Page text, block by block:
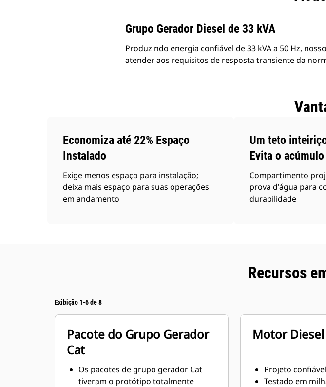
Grupo Gerador Diesel de 33 kVA
Produzindo energia confiável de 33 kVA a 50 Hz,
atender aos requisitos de resposta transiente da
Economiza até 22% Espaço
Instalado
Exige menos espaço para instalação;
deixa mais espaço para suas operações
em andamento
Um teto
Evita o
Compartimento
prova d'água para
durabilidade
Recursos
Exibição 1-6 de 8
Pacote do Grupo Gerador
Cat
Os pacotes de grupo gerador Cat
tiveram o protótipo totalmente
Motor Diesel
Projeto
Testado em